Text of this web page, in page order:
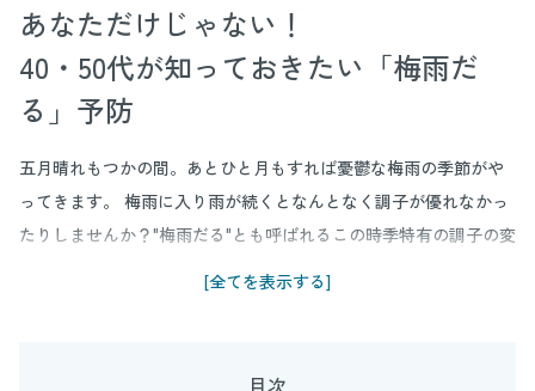
あなただけじゃない！
40・50代が知っておきたい「梅雨だ
る」予防
五月晴れもつかの間。あとひと月もすれば憂鬱な梅雨の季節がや
ってきます。 梅雨に入り雨が続くとなんとなく調子が優れなかっ
たりしませんか？"梅雨だる"とも呼ばれるこの時季特有の調子の変
[全てを表示する]
目次